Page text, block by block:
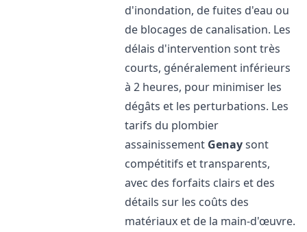
d'inondation, de fuites d'eau ou
de blocages de canalisation. Les
délais d'intervention sont très
courts, généralement inférieurs
à 2 heures, pour minimiser les
dégâts et les perturbations. Les
tarifs du plombier
assainissement Genaysont
compétitifs et transparents,
avec des forfaits clairs et des
détails sur les coûts des
matériaux et de la main-d'œuvre.